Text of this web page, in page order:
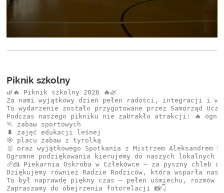
Piknik szkolny
🌿🔥 Piknik szkolny 2026 🔥🌿
Za nami wyjątkowy dzień pełen radości, integracji i
To wydarzenie zostało przygotowane przez Samorząd
Podczas naszego pikniku nie zabrakło atrakcji: 🔥
🏃 zabaw sportowych
🌲 zajęć edukacji leśnej
🎯 placu zabaw z tyrolką
🥇 oraz wyjątkowego Spotkania z Mistrzem Aleksandrem
Ogromne podziękowania kierujemy do naszych
🥖🍰 Piekarnia Oskroba w Człekówce – za pyszny chleb
Dziękujemy również Radzie Rodziców, która wsparła
To był naprawdę piękny czas — pełen uśmiechu,
Zapraszamy do obejrzenia fotorelacji 📸👇